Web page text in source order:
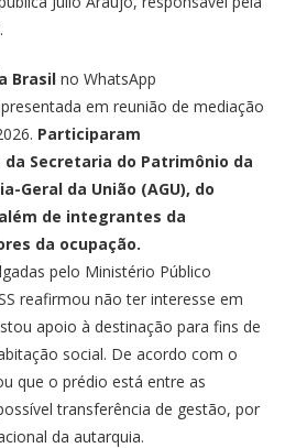
Brasil no WhatsApp
em reunião de mediação
Participaram
da Secretaria do Patrimônio da
Geral da União (AGU), do
de integrantes da
da ocupação.
pelo Ministério Público
reafirmou não ter interesse em
apoio à destinação para fins de
social. De acordo com o
que o prédio está entre as
transferência de gestão, por
da autarquia.